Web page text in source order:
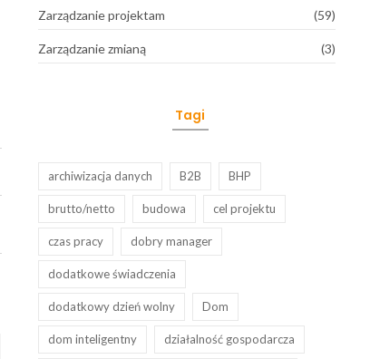
Zarządzanie projektam (59)
Zarządzanie zmianą (3)
Tagi
archiwizacja danych B2B BHP
brutto/netto budowa cel projektu
czas pracy dobry manager
dodatkowe świadczenia
dodatkowy dzień wolny Dom
dom inteligentny działalność gospodarcza